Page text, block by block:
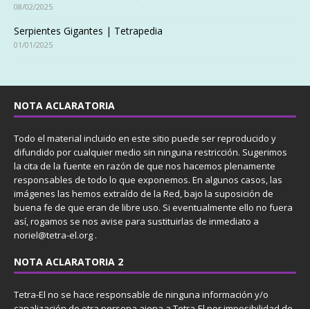
08/02/2025
Serpientes Gigantes | Tetrapedia
01/01/2025
NOTA ACLARATORIA
Todo el material incluido en este sitio puede ser reproducido y
difundido por cualquier medio sin ninguna restricción. Sugerimos
la cita de la fuente en razón de que nos hacemos plenamente
responsables de todo lo que exponemos. En algunos casos, las
imágenes las hemos extraído de la Red, bajo la suposición de
buena fe de que eran de libre uso. Si eventualmente ello no fuera
así, rogamos se nos avise para sustituirlas de inmediato a
noriel@tetra-el.org .
NOTA ACLARATORIA 2
Tetra-El no se hace responsable de ninguna información y/o